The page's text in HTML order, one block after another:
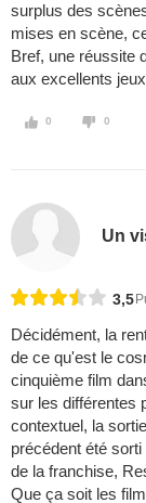
surplus des
mises en scène,
Bref, une réussite
aux excellents
0 0
Un
3,5
Décidément, la
de ce qu'est le
cinquième film
sur les différentes
contextuel, la
précédent été
de la franchise,
Que ça soit les